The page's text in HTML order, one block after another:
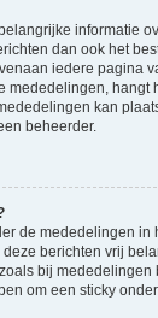
informatie
dan ook het
iedere pagina
mededelingen, hangt
kan
beheerder.
de mededelingen in
berichten vrij
bij mededelingen
om een sticky